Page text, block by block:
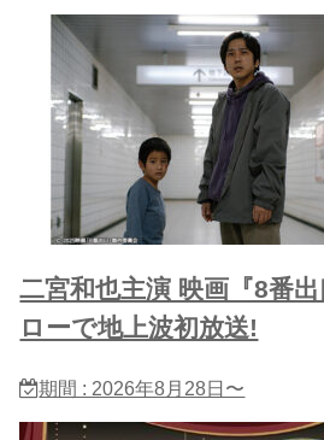
二宮和也主演 映画『8番
ローで地上波初放送!
期間 : 2026年8月28日〜